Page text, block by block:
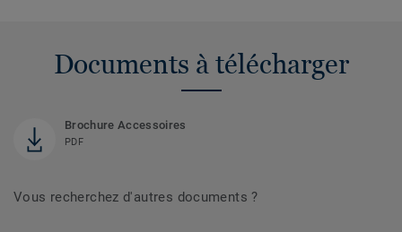
Documents à télécharger
Brochure Accessoires
PDF
Vous recherchez d'autres documents ?